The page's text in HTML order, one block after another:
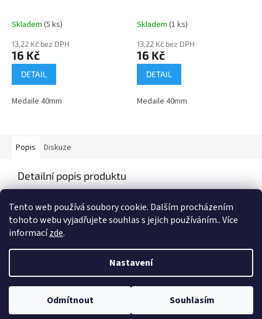
Tento web používá soubory cookie. Dalším procházením
tohoto webu vyjadřujete souhlas s jejich používáním.. Více
informacízde.
Nastavení
Odmítnout Souhlasím
Skladem (5 ks)
13,22 Kč bez DPH
16 Kč
DETAIL
Medaile 40mm
Skladem (1 ks)
13,22 Kč bez DPH
16 Kč
DETAIL
Medaile 40mm
Popis Diskuze
Detailní popis produktu
Vytvořil Shoptet
Copyright 2026Vyberpohar.eu . Všechna práva vyhrazena.